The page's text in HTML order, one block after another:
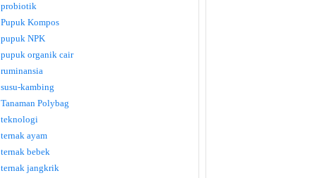
probiotik
Pupuk Kompos
pupuk NPK
pupuk organik cair
ruminansia
susu-kambing
Tanaman Polybag
teknologi
ternak ayam
ternak bebek
ternak jangkrik